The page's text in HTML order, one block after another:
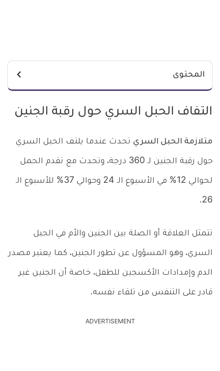
المحتوى
التفاف الحبل السري حول رقبة الجنين
متلازمة الحبل السري تحدث عندما يلتف الحبل السري
حول رقبة الجنين لـ 360 درجة، وتحدث مع تقدم الحمل
لحوالي 12% في الأسبوع الـ 24 وحوالي 37% للأسبوع الـ
26.
تتمثل العلاقة أو الصلة بين الجنين والأم في الحبل
السري، وهو المسؤول عن تطور الجنين، كما يعتبر مصدر
الدم وإمدادات الأكسجين للطفل، خاصة أن الجنين غير
قادر على التنفس من تلقاء نفسه.
ADVERTISEMENT